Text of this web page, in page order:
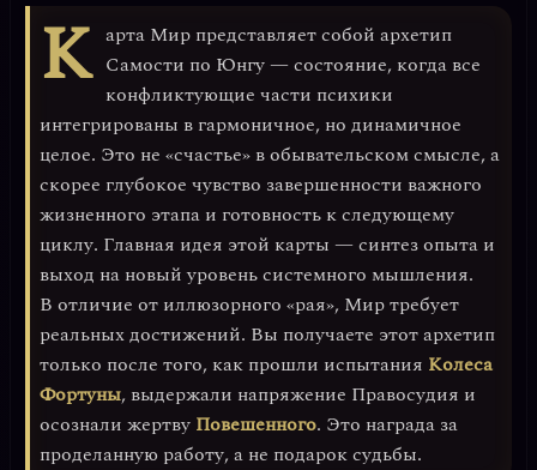
К арта Мир представляет собой архетип
Самости по Юнгу — состояние, когда все
конфликтующие части психики
интегрированы в гармоничное, но динамичное
целое. Это не «счастье» в обывательском смысле, а
скорее глубокое чувство завершенности важного
жизненного этапа и готовность к следующему
циклу. Главная идея этой карты —синтез опыта и
выход на новый уровень системного мышления.
В отличие от иллюзорного «рая», Мир требует
реальных достижений. Вы получаете этот архетип
только после того, как прошли испытания Колеса
Фортуны, выдержали напряжение Правосудия и
осознали жертву Повешенного. Это награда за
проделанную работу, а не подарок судьбы.